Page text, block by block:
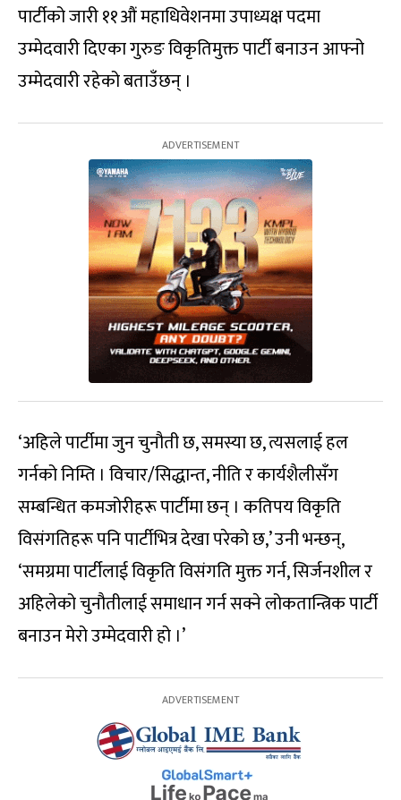
पार्टीको जारी ११औं महाधिवेशनमा उपाध्यक्ष पदमा
उम्मेदवारी दिएका गुरुङ विकृतिमुक्त पार्टी बनाउन आफ्नो
उम्मेदवारी रहेको बताउँछन् ।
‘अहिले पार्टीमा जुन चुनौती छ, समस्या छ, त्यसलाई हल
गर्नको निम्ति । विचार/सिद्धान्त, नीति र कार्यशैलीसँग
सम्बन्धित कमजोरीहरू पार्टीमा छन् । कतिपय विकृति
विसंगतिहरू पनि पार्टीभित्र देखा परेको छ,’ उनी भन्छन्,
‘समग्रमा पार्टीलाई विकृति विसंगति मुक्त गर्न, सिर्जनशील र
अहिलेको चुनौतीलाई समाधान गर्न सक्ने लोकतान्त्रिक पार्टी
बनाउन मेरो उम्मेदवारी हो ।’